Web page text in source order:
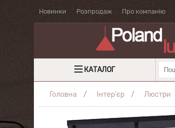
Новинки Розпродаж Про компанію
КАТАЛОГ
Головна Інтер'єр Люстри